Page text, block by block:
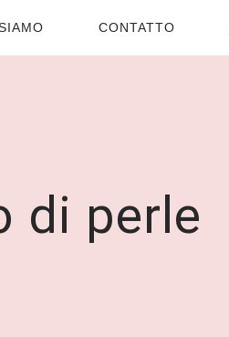
CONTATTO
di perle